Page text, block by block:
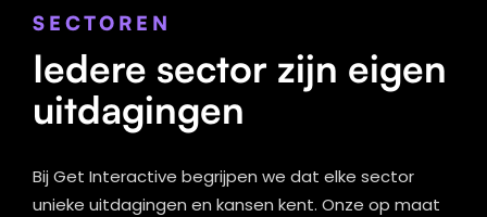
SECTOREN
Iedere sector zijn eigen
uitdagingen
Bij Get Interactive begrijpen we dat elke sector
unieke uitdagingen en kansen kent. Onze op maat